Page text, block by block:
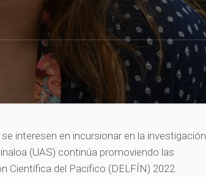
interesen en incursionar en la investigación
(UAS) continúa promoviendo las
Científica del Pacifico (DELFÍN) 2022.